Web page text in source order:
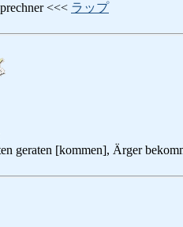
<<< ラップ
geraten [kommen], Ärger